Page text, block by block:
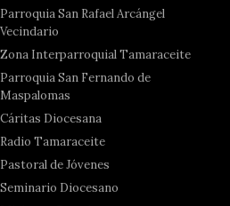
Parroquia San Rafael Arcángel
Vecindario
Zona Interparroquial Tamaraceite
Parroquia San Fernando de
Maspalomas
Cáritas Diocesana
Radio Tamaraceite
Pastoral de Jóvenes
Seminario Diocesano